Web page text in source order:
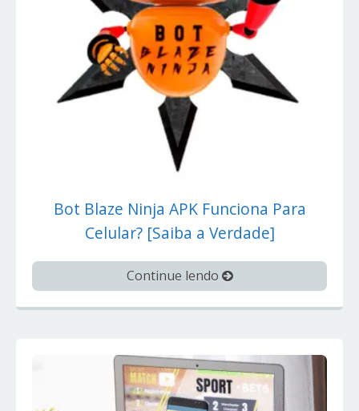
Bot Blaze Ninja APK Funciona Para
Celular? [Saiba a Verdade]
Continue lendo